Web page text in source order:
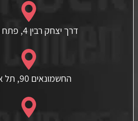
דרך יצחק רבין 4, פתח תקווה
החשמונאים 90, תל אביב